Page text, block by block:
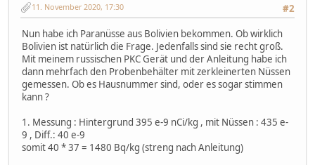
#2
11. November 2020, 17:30
Nun habe ich Paranüsse aus Bolivien bekommen. Ob wirklich
Bolivien ist natürlich die Frage. Jedenfalls sind sie recht groß.
Mit meinem russischen PKC Gerät und der Anleitung habe ich
dann mehrfach den Probenbehälter mit zerkleinerten Nüssen
gemessen. Ob es Hausnummer sind, oder es sogar stimmen
kann ?
1. Messung : Hintergrund 395 e-9 nCi/kg , mit Nüssen : 435 e-
9 , Diff.: 40 e-9
somit 40 * 37 = 1480 Bq/kg (streng nach Anleitung)